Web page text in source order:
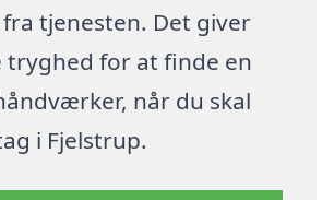
tjenesten. Det giver
tryghed for at finde en
når du skal
i Fjelstrup.